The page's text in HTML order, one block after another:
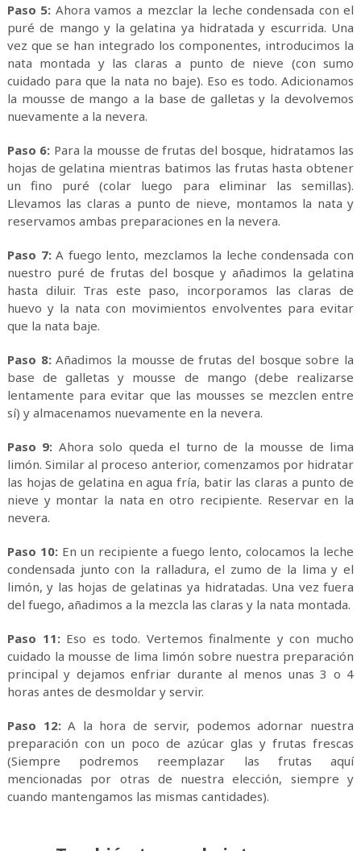
Paso 5: Ahora vamos a mezclar la leche condensada con el
puré de mango y la gelatina ya hidratada y escurrida. Una
vez que se han integrado los componentes, introducimos la
nata montada y las claras a punto de nieve (con sumo
cuidado para que la nata no baje). Eso es todo. Adicionamos
la mousse de mango a la base de galletas y la devolvemos
nuevamente a la nevera.
Paso 6: Para la mousse de frutas del bosque, hidratamos las
hojas de gelatina mientras batimos las frutas hasta obtener
un fino puré (colar luego para eliminar las semillas).
Llevamos las claras a punto de nieve, montamos la nata y
reservamos ambas preparaciones en la nevera.
Paso 7:A fuego lento, mezclamos la leche condensada con
nuestro puré de frutas del bosque y añadimos la gelatina
hasta diluir. Tras este paso, incorporamos las claras de
huevo y la nata con movimientos envolventes para evitar
que la nata baje.
Paso 8:Añadimos la mousse de frutas del bosque sobre la
base de galletas y mousse de mango (debe realizarse
lentamente para evitar que las mousses se mezclen entre
sí) y almacenamos nuevamente en la nevera.
Paso 9: Ahora solo queda el turno de la mousse de lima
limón. Similar al proceso anterior, comenzamos por hidratar
las hojas de gelatina en agua fría, batir las claras a punto de
nieve y montar la nata en otro recipiente. Reservar en la
nevera.
Paso 10:En un recipiente a fuego lento, colocamos la leche
condensada junto con la ralladura, el zumo de la lima y el
limón, y las hojas de gelatinas ya hidratadas. Una vez fuera
del fuego, añadimos a la mezcla las claras y la nata montada.
Paso 11:Eso es todo. Vertemos finalmente y con mucho
cuidado la mousse de lima limón sobre nuestra preparación
principal y dejamos enfriar durante al menos unas 3 o 4
horas antes de desmoldar y servir.
Paso 12:A la hora de servir, podemos adornar nuestra
preparación con un poco de azúcar glas y frutas frescas
(Siempre podremos reemplazar las frutas aquí
mencionadas por otras de nuestra elección, siempre y
cuando mantengamos las mismas cantidades).